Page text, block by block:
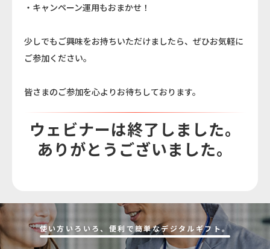
・キャンペーン運用もおまかせ！
少しでもご興味をお持ちいただけましたら、ぜひお気軽に
ご参加ください。
皆さまのご参加を心よりお待ちしております。
ウェビナーは終了しました。
ありがとうございました。
使い⽅いろいろ、便利で簡単なデジタルギフト。